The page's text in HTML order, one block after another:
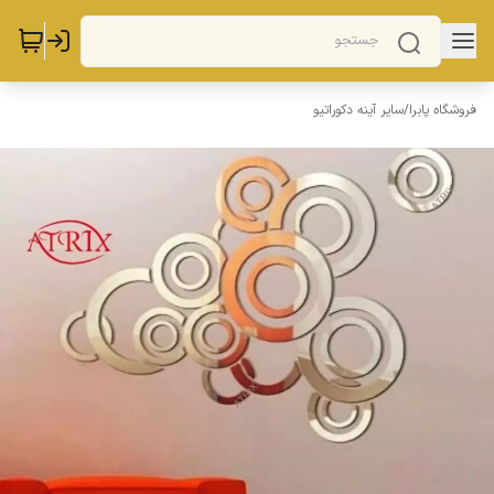
فروشگاه پابرا/سایر آینه دکوراتیو